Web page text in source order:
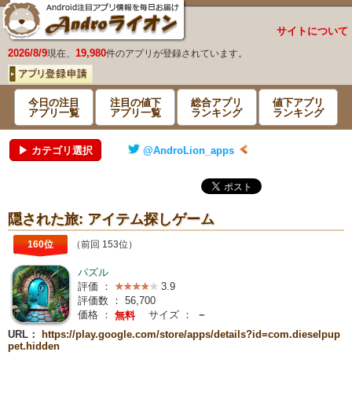
サイトについて
2026/8/9現在、 19,980件のアプリが登録されています。
今日の注目
アプリ一覧
注目の値下
アプリ一覧
総合アプリ
ランキング
値下アプリ
ランキング
▶ カテゴリ選択 @AndroLion_apps
隠された旅: アイテム探しゲーム
160位 （前回 153位）
パズル
評価 ：
3.9
評価数 ： 56,700
価格 ： 無料 サイズ ：
－
URL：
https://play.google.com/store/apps/details?id=com.dieselpup
pet.hidden